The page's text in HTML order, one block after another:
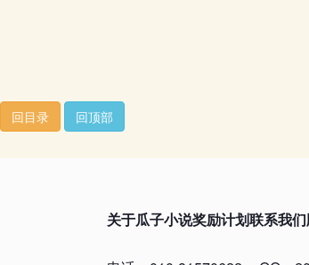
回目录 回顶部
关于瓜子小说奖励计划联系我们